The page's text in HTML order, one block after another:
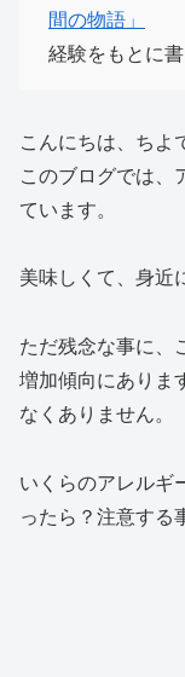
間の物語」
経験をもとに
こんにちは、ちよ
このブログでは、
ています。
美味しくて、身近
ただ残念な事に、
増加傾向にありま
なくありません。
いくらのアレルギ
ったら？注意する